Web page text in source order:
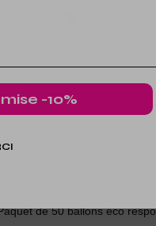
ballons de baudruche Jaune
de 50 ballons éco
-10%